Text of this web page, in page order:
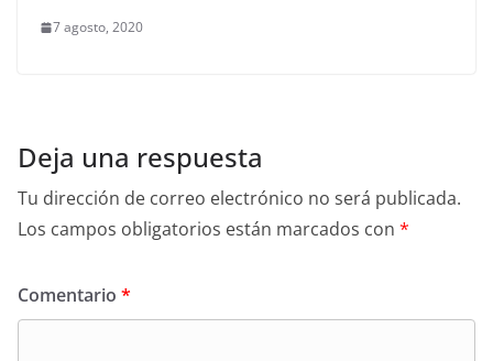
7 agosto, 2020
Deja una respuesta
Tu dirección de correo electrónico no será publicada.
Los campos obligatorios están marcados con *
Comentario *